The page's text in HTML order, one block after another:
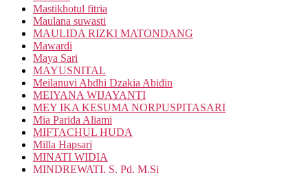
Mastikhotul fitria
Maulana suwasti
MAULIDA RIZKI MATONDANG
Mawardi
Maya Sari
MAYUSNITAL
Meilanuvi Abdhi Dzakia Abidin
MEIYANA WIJAYANTI
MEY IKA KESUMA NORPUSPITASARI
Mia Parida Aliami
MIFTACHUL HUDA
Milla Hapsari
MINATI WIDIA
MINDREWATI, S. Pd. M.Si